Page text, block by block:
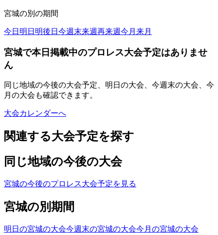
宮城の別の期間
今日 明日 明後日 今週末来週再来週今月 来月
宮城で本日掲載中のプロレス大会予定はありませ
ん
同じ地域の今後の大会予定、明日の大会、今週末の大会、今
月の大会も確認できます。
大会カレンダーへ
関連する大会予定を探す
同じ地域の今後の大会
宮城の今後のプロレス大会予定を見る
宮城の別期間
明日の宮城の大会今週末の宮城の大会今月の宮城の大会